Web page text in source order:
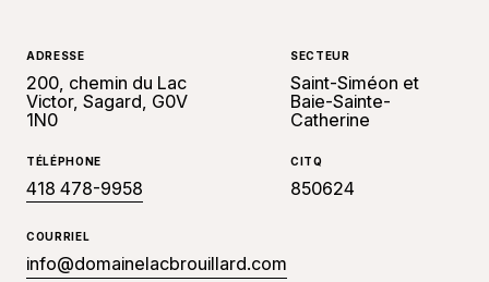
ADRESSE
200, chemin du Lac
Victor, Sagard, G0V
1N0
SECTEUR
Saint-Siméon et
Baie-Sainte-
Catherine
TÉLÉPHONE
418 478-9958
CITQ
850624
COURRIEL
info@domainelacbrouillard.com